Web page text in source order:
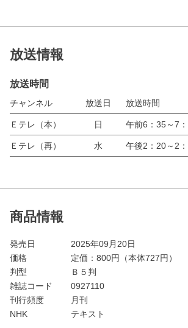
放送情報
放送時間
チャンネル 放送日 放送時間
Ｅテレ（本） 日 午前6：35～7
Ｅテレ（再） 水 午後2：20～2
商品情報
発売日
2025年09月20日
価格
定価： 800円（本体727円）
判型
Ｂ５判
雑誌コード
0927110
刊行頻度
月刊
NHK
テキスト